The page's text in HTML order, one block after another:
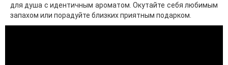
для душа с идентичным ароматом. Окутайте себя любимым
запахом или порадуйте близких приятным подарком.